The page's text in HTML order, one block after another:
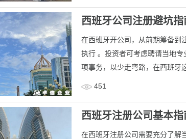
西班牙公司注册避坑
在西班牙开公司，从前期筹备到
执行 。投资者可考虑聘请当地
项事务，以少走弯路，在西班牙
451
西班牙注册公司基本指
在西班牙注册公司需要充分了解